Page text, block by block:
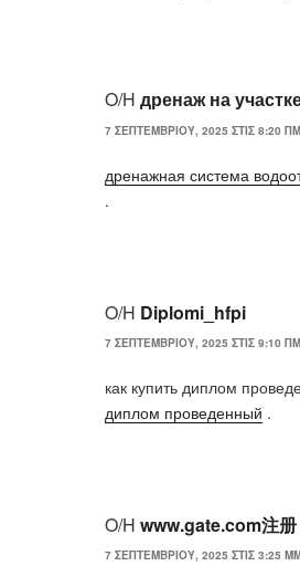
Ο/Η дренаж на
7 ΣΕΠΤΕΜΒΡΊΟΥ, 2025 ΣΤΙΣ 8:20 ΠΜ
дренажная система
.
Ο/Η Diplomi_hfpi
7 ΣΕΠΤΕΜΒΡΊΟΥ, 2025 ΣΤΙΣ 9:10 ΠΜ
как купить диплом
диплом проведенный .
Ο/Η www.gate.com注册
7 ΣΕΠΤΕΜΒΡΊΟΥ, 2025 ΣΤΙΣ 3:25